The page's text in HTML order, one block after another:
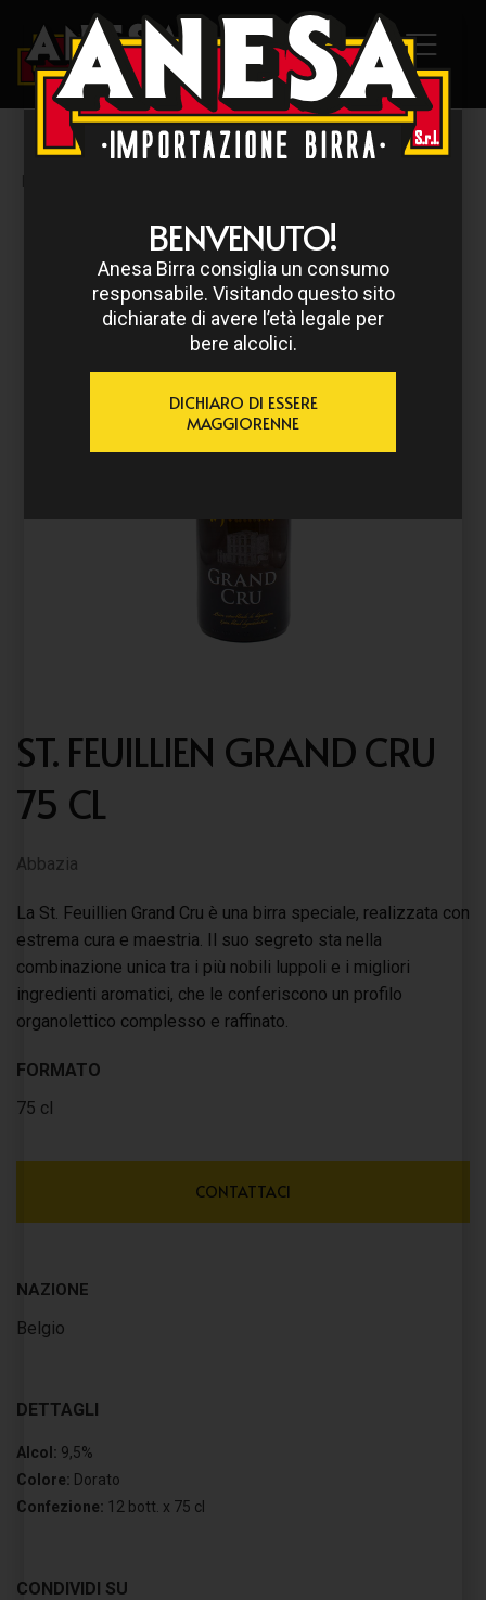
ST. FEUILLIEN GRAND CRU
75 CL
Abbazia
La St. Feuillien Grand Cru è una birra speciale, realizzata con
estrema cura e maestria. Il suo segreto sta nella
combinazione unica tra i più nobili luppoli e i migliori
ingredienti aromatici, che le conferiscono un profilo
organolettico complesso e raffinato.
FORMATO
75 cl
CONTATTACI
NAZIONE
Belgio
DETTAGLI
Alcol: 9,5%
Colore: Dorato
Confezione: 12 bott. x 75 cl
CONDIVIDI SU
BENVENUTO!
Anesa Birra consiglia un consumo
responsabile. Visitando questo sito
dichiarate di avere l’età legale per
bere alcolici.
DICHIARO DI ESSERE
MAGGIORENNE